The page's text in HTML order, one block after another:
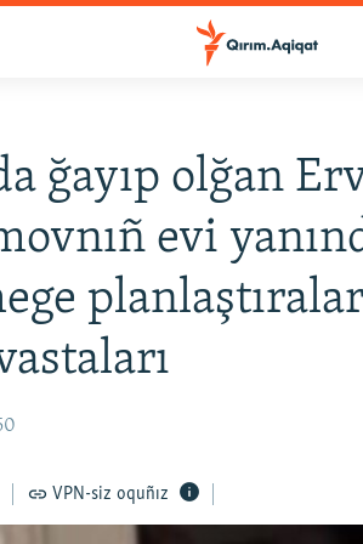
ğayıp olğan
evi
VPN-siz oquñız